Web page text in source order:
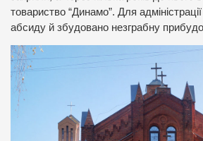
товариство “Динамо”. Для
абсиду й збудовано незграбну